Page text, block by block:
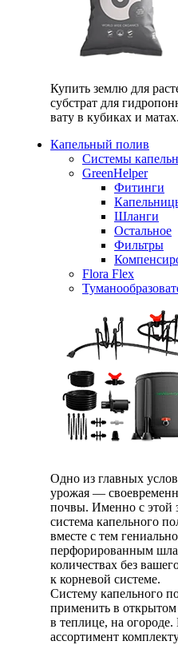
Купить землю для
субстрат для
вату в кубиках и матах.
Капельный полив
Системы
GreenHelper
Фитинги
Шланги
Остальное
Фильтры
Flora Flex
Одно из главных
урожая —
почвы. Именно с этой
система капельного
вместе с тем
перфорированным
количествах без
к корневой системе.
Систему капельного
применить в открытом
в теплице, на
ассортимент